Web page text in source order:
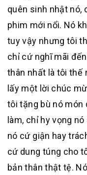
quên sinh nhật nó,
phim mới nổi. Nó
tuy vậy nhưng tôi
chỉ cứ nghĩ mãi
thân nhất là tôi thế
lấy một lời chúc
tôi tặng bù nó
làm, chỉ hy vọng
nó cứ giận hay
cứ dung túng cho
bản thân thật tệ.